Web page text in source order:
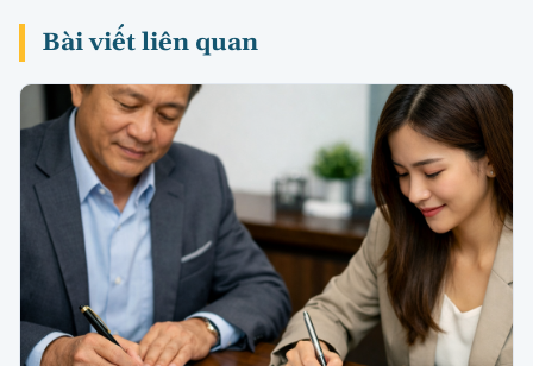
Bài viết liên quan